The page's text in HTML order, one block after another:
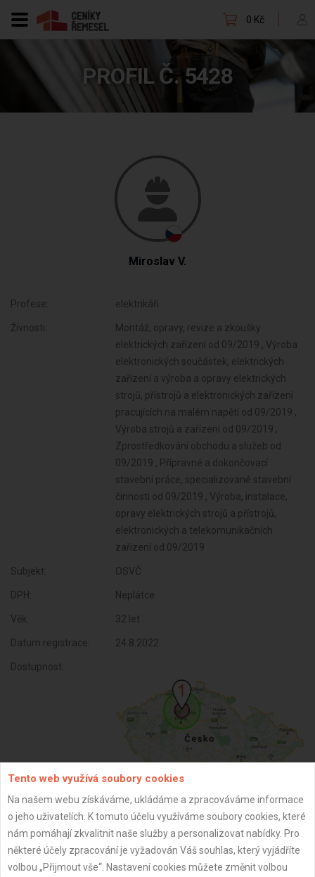
0 Kč
PROFIL Č. 5428
Miroslav V.
Profese: elektrikáři
Živnosti:
Montáž, opravy, revize a zkoušky
elektrických zařízení od 09/2019 , Výroba
elektronických součástek, elektrických
zařízení a výroba a opravy elektrických
strojů, přístrojů a elektronických zařízení
pracujících na malém napětí od 09/2019 ,
Výroba strojů a zařízení od 09/2019 ,
Zprostředkování obchodu a služeb od
09/2019 , Přípravné a dokončovací
stavební práce, specializované stavební
činnosti od 09/2019 , Výroba, instalace,
opravy elektrických strojů a přístrojů,
elektronických a telekomunikačních
zařízení od 09/2019
Subjekt: OSVČ
DPH: Neplátce
Věk: 32 let
Datum registrace: 24.8.2022
Dostupnost:
ZPĚT
Tento web využívá soubory cookies
Na našem webu získáváme, ukládáme a zpracováváme informace
o jeho uživatelích. K tomuto účelu využíváme soubory cookies, které
nám pomáhají zkvalitnit naše služby a personalizovat nabídky. Pro
některé účely zpracování je vyžadován Váš souhlas, který vyjádříte
volbou „Přijmout vše“. Nastavení cookies můžete změnit volbou